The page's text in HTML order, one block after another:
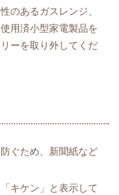
のあるガスレンジ、
用済小型家電製品を
ーを取り外してくだ
ぐため、新聞紙など
キケン」と表示して